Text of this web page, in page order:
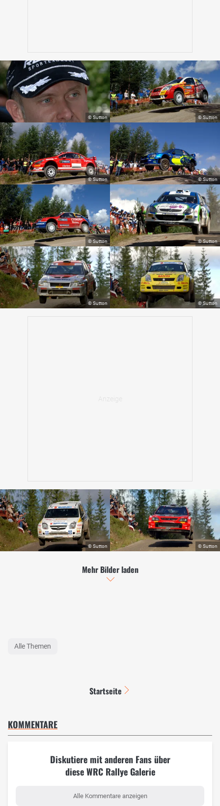
Mehr Bilder laden
Alle Themen
Startseite
KOMMENTARE
Diskutiere mit anderen Fans über
diese WRC Rallye Galerie
Alle Kommentare anzeigen